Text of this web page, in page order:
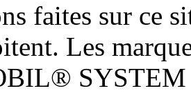
faites sur ce
Les